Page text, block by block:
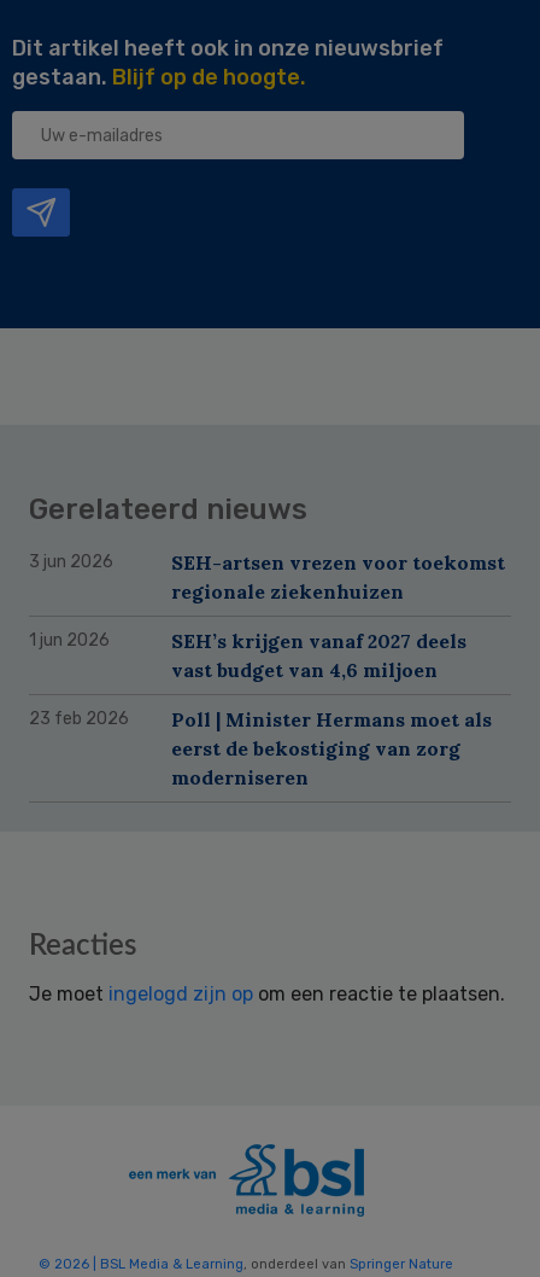
Dit artikel heeft ook in onze nieuwsbrief
gestaan. Blijf op de hoogte.
Uw
Gerelateerd nieuws
3 jun 2026
SEH-artsen vrezen voor toekomst
regionale ziekenhuizen
1 jun 2026
SEH’s krijgen vanaf 2027 deels
vast budget van 4,6 miljoen
23 feb 2026
Poll | Minister Hermans moet als
eerst de bekostiging van zorg
moderniseren
Reader
Reacties
Je moet ingelogd zijn op om een reactie te plaatsen.
© 2026 | BSL Media & Learning, onderdeel van Springer Nature